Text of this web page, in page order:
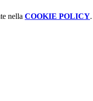
nella COOKIE POLICY.